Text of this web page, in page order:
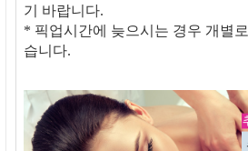
기 바랍니다.
* 픽업시간에 늦으시는 경우 개별
습니다.